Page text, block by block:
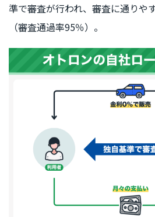
準で審査が行われ、審査に通りや
（審査通過率95％）。